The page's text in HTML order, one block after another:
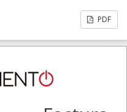
PDF